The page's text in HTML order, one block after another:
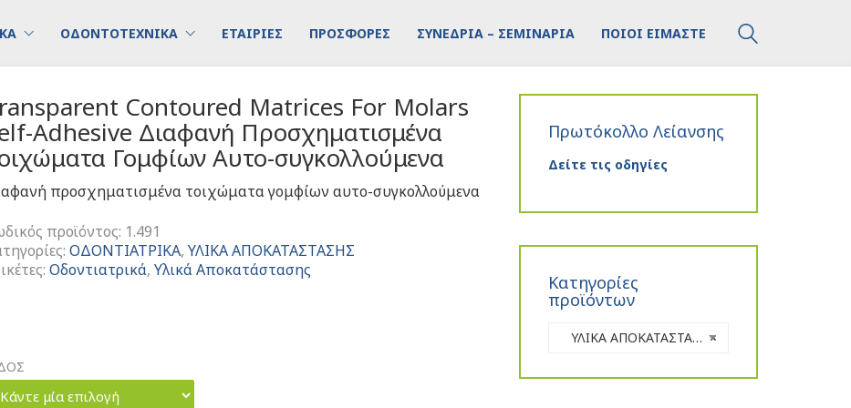
ΟΔΟΝΤΟΤΕΧΝΙΚΑ ΕΤΑΙΡΙΕΣ ΠΡΟΣΦΟΡΕΣ ΣΥΝΕΔΡΙΑ – ΣΕΜΙΝΑΡΙΑ ΠΟΙΟΙ ΕΙΜΑΣΤΕ
Contoured Matrices For Molars
Adhesive Διαφανή Προσχηματισμένα
Γομφίων Αυτο-συγκολλούμενα
προσχηματισμένα τοιχώματα γομφίων αυτο-συγκολλούμενα
προϊόντος: 1.491
ΟΔΟΝΤΙΑΤΡΙΚΑ,ΥΛΙΚΑ ΑΠΟΚΑΤΑΣΤΑΣΗΣ
Οδοντιατρικά,Υλικά Αποκατάστασης
μία επιλογή
Πρωτόκολλο Λείανσης
Δείτε τις οδηγίες
Κατηγορίες
προϊόντων
×
ΥΛΙΚΑ ΑΠΟΚΑΤΑΣΤΑΣΗΣ